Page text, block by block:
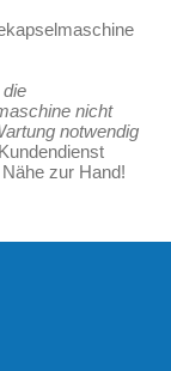
nicht
notwendig
zur Hand!